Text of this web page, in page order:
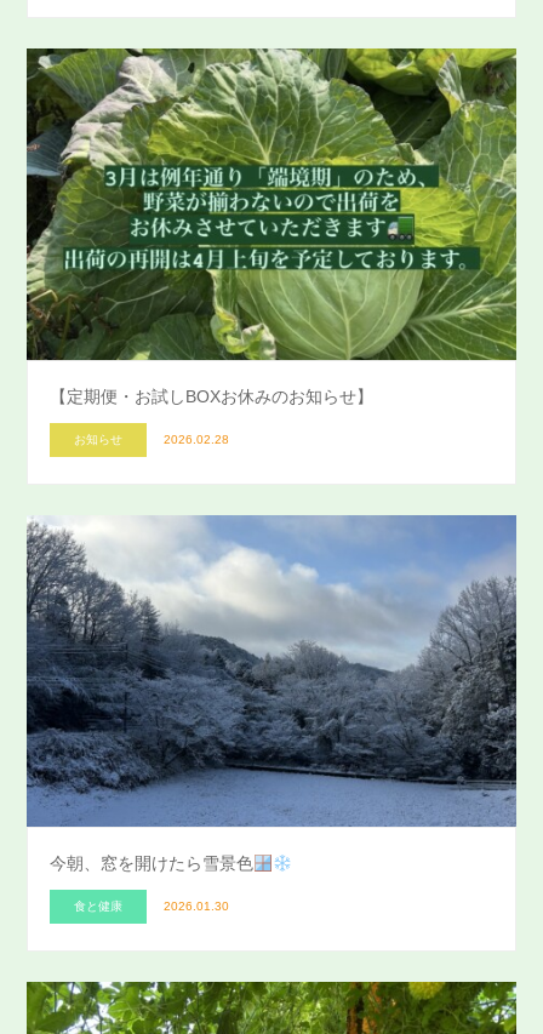
【定期便・お試しBOXお休みのお知らせ】
お知らせ 2026.02.28
今朝、窓を開けたら雪景色
食と健康 2026.01.30